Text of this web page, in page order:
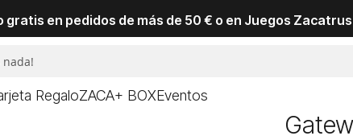
gratis en pedidos de más de 50 € o en Juegos
RegaloZACA+ BOXEventos